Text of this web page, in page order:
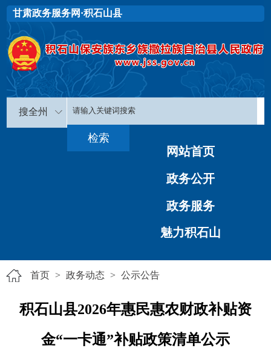
甘肃政务服务网·积石山县
搜全州
网站首页
政务公开
政务服务
魅力积石山
首页 > 政务动态 > 公示公告
积石山县2026年惠民惠农财政补贴资
金“一卡通”补贴政策清单公示